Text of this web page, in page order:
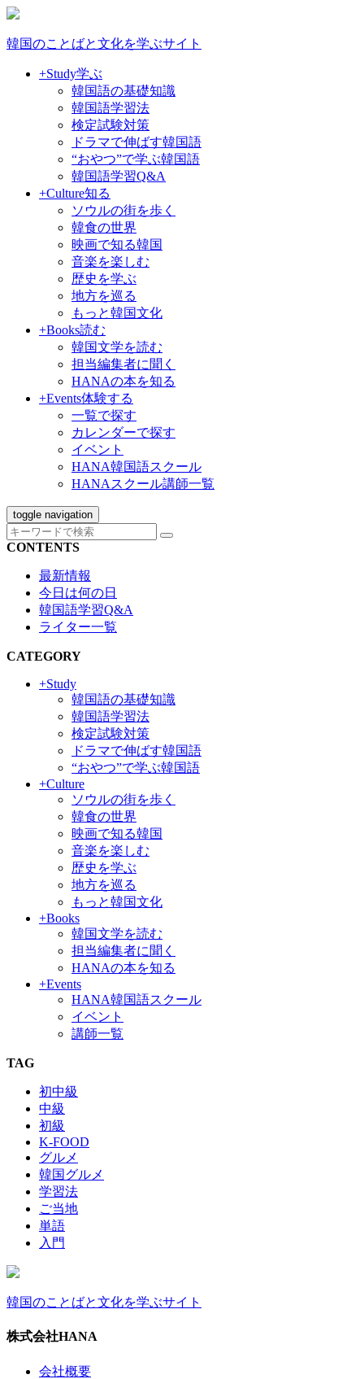
韓国のことばと文化を学ぶサイト
+Study学ぶ
韓国語の基礎知識
韓国語学習法
検定試験対策
ドラマで伸ばす韓国語
“おやつ”で学ぶ韓国語
韓国語学習Q&A
+Culture知る
ソウルの街を歩く
韓食の世界
映画で知る韓国
音楽を楽しむ
歴史を学ぶ
地方を巡る
もっと韓国文化
+Books読む
韓国文学を読む
担当編集者に聞く
HANAの本を知る
+Events体験する
一覧で探す
カレンダーで探す
イベント
HANA韓国語スクール
HANAスクール講師一覧
toggle navigation
CONTENTS
最新情報
今日は何の日
韓国語学習Q&A
ライター一覧
CATEGORY
+Study
韓国語の基礎知識
韓国語学習法
検定試験対策
ドラマで伸ばす韓国語
“おやつ”で学ぶ韓国語
+Culture
ソウルの街を歩く
韓食の世界
映画で知る韓国
音楽を楽しむ
歴史を学ぶ
地方を巡る
もっと韓国文化
+Books
韓国文学を読む
担当編集者に聞く
HANAの本を知る
+Events
HANA韓国語スクール
イベント
講師一覧
TAG
初中級
中級
初級
K-FOOD
グルメ
韓国グルメ
学習法
ご当地
単語
入門
韓国のことばと文化を学ぶサイト
株式会社HANA
会社概要